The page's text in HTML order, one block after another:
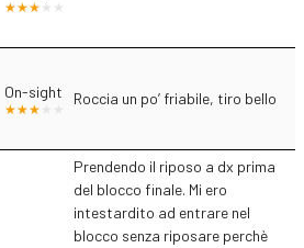
On-sight Roccia un po’ friabile, tiro bello
Prendendo il riposo a dx prima
del blocco finale. Mi ero
intestardito ad entrare nel
blocco senza riposare perchè